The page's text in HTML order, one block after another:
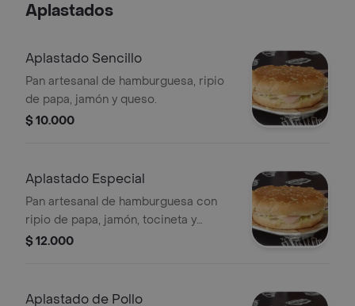
Aplastados
Aplastado Sencillo
Pan artesanal de hamburguesa, ripio
de papa, jamón y queso.
$ 10.000
Aplastado Especial
Pan artesanal de hamburguesa con
ripio de papa, jamón, tocineta y
lechuga.
$ 12.000
Aplastado de Pollo